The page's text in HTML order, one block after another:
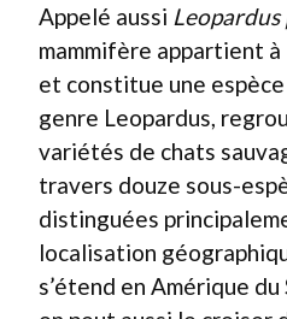
Appelé aussi
mammifère appartient
et constitue une
genre Leopardus,
variétés de chats
travers douze sous-
distinguées
localisation
s’étend en Amérique